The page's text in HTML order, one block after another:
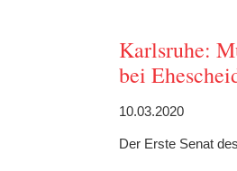
Karlsruhe:
bei
10.03.2020
Der Erste Senat